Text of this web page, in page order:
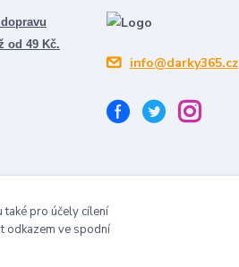
od 49 Kč.
info@darky365.cz
pro účely cílení
odkazem ve spodní